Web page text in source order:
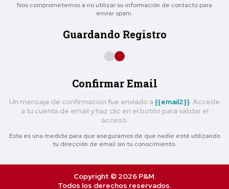
Nos comprometemos a no utilizar su información de contacto para
enviar spam.
Guardando Registro
Confirmar Email
Un mensaje de confirmación fue enviado a {{email2}} . Accede
a tu cuenta de email y haz clic en el botón para validar el
acceso.
Esta es una medida para que asegurarnos de que nadie esté utilizando
tu dirección de email sin tu conocimiento.
Copyright © 2026 P&M.
Todos los derechos reservados.